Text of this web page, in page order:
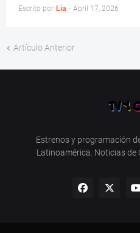
Escrito por Lia - April 17, 2026
Artículo Anterior
Estrenos y programación
Latinoamérica. Noticias de